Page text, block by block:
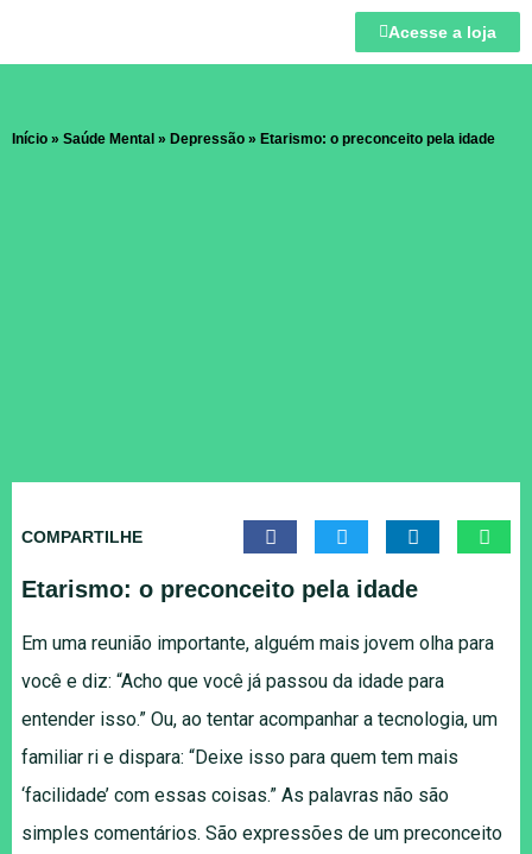
Acesse a loja
Início » Saúde Mental » Depressão » Etarismo: o preconceito pela idade
COMPARTILHE
Etarismo: o preconceito pela idade
Em uma reunião importante, alguém mais jovem olha para
você e diz: “Acho que você já passou da idade para
entender isso.” Ou, ao tentar acompanhar a tecnologia, um
familiar ri e dispara: “Deixe isso para quem tem mais
‘facilidade’ com essas coisas.” As palavras não são
simples comentários. São expressões de um preconceito